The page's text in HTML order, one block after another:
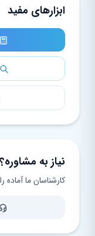
ابزارهای مفید
نیاز به مشاوره؟
کارشناسان ما